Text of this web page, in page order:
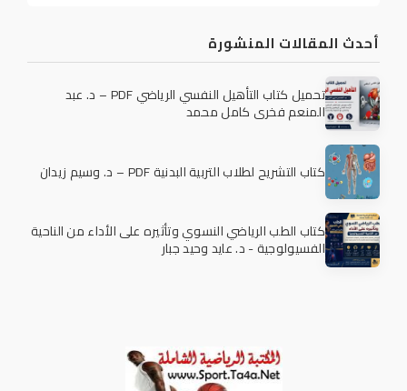
أحدث المقالات المنشورة
تحميل كتاب التأهيل النفسي الرياضي PDF – د. عبد
المنعم فخري كامل محمد
كتاب التشريح لطلاب التربية البدنية PDF – د. وسيم زيدان
كتاب الطب الرياضي النسوي وتأثيره على الأداء من الناحية
الفسيولوجية - د. عايد وحيد جبار